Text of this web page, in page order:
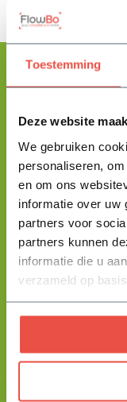
Toestemming
Deze website
We gebruiken
personaliseren,
en om ons
informatie over uw
partners voor
partners kunnen
informatie die u
verzameld op
Stuur mij een
en vertel je alles
Help mij kiezen
De beste